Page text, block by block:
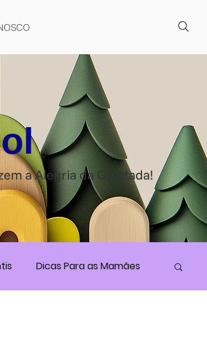
a Alegria da Garotada!
Dicas Para as Mamães